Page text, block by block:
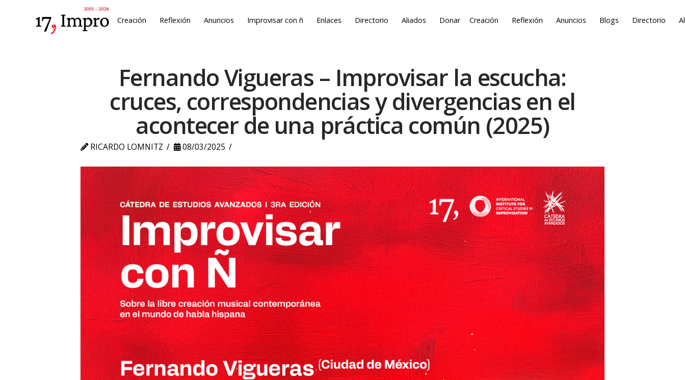
Creación Reflexión Anuncios Improvisar con ñ Enlaces Directorio Aliados Donar Creación Reflexión Anuncios Blogs Directorio
Fernando Vigueras – Improvisar la escucha:
cruces, correspondencias y divergencias en el
acontecer de una práctica común (2025)
RICARDO LOMNITZ 08/03/2025